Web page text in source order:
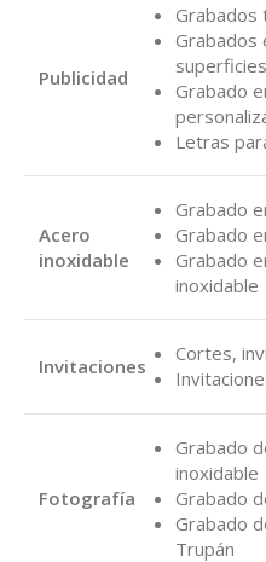
Publicidad
Grabados
Grabados
Grabado
Letras
Acero
inoxidable
Grabado
Grabado
Grabado
inoxidable
Invitaciones
Cortes,
Fotografía
Grabado
inoxidable
Grabado
Grabado
Trupán